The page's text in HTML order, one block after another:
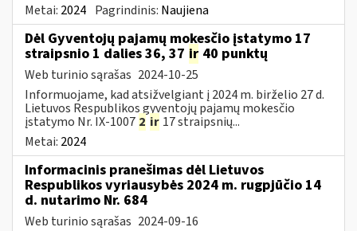
Metai: 2024 Pagrindinis: Naujiena
Dėl Gyventojų pajamų mokesčio įstatymo 17
straipsnio 1 dalies 36, 37 ir 40 punktų
Web turinio sąrašas 2024-10-25
Informuojame, kad atsižvelgiant į 2024 m. birželio 27 d.
Lietuvos Respublikos gyventojų pajamų mokesčio
įstatymo Nr. IX-1007 2 ir 17 straipsnių...
Metai: 2024
Informacinis pranešimas dėl Lietuvos
Respublikos vyriausybės 2024 m. rugpjūčio 14
d. nutarimo Nr. 684
Web turinio sąrašas 2024-09-16